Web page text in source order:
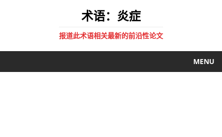
术语：炎症
报道此术语相关最新的前沿性论文
MENU